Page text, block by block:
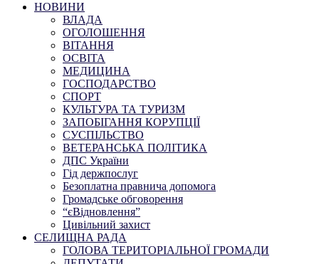
НОВИНИ
ВЛАДА
ОГОЛОШЕННЯ
ВІТАННЯ
ОСВІТА
МЕДИЦИНА
ГОСПОДАРСТВО
СПОРТ
КУЛЬТУРА ТА ТУРИЗМ
ЗАПОБІГАННЯ КОРУПЦІЇ
СУСПІЛЬСТВО
ВЕТЕРАНСЬКА ПОЛІТИКА
ДПС України
Гід держпослуг
Безоплатна правнича допомога
Громадське обговорення
“єВідновлення”
Цивільний захист
СЕЛИЩНА РАДА
ГОЛОВА ТЕРИТОРІАЛЬНОЇ ГРОМАДИ